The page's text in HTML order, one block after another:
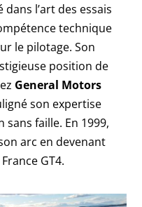
dans l’art des essais
technique
le pilotage. Son
position de
General Motors
son expertise
faille. En 1999,
arc en devenant
GT4.